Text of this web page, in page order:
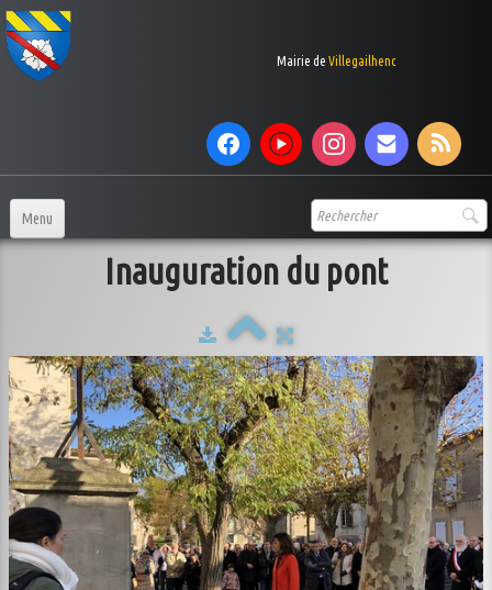
Mairie de Villegailhenc
Menu
services municipaux▼
Le village▼
Vie au village▼
Contact
Plan du site
Inauguration du pont